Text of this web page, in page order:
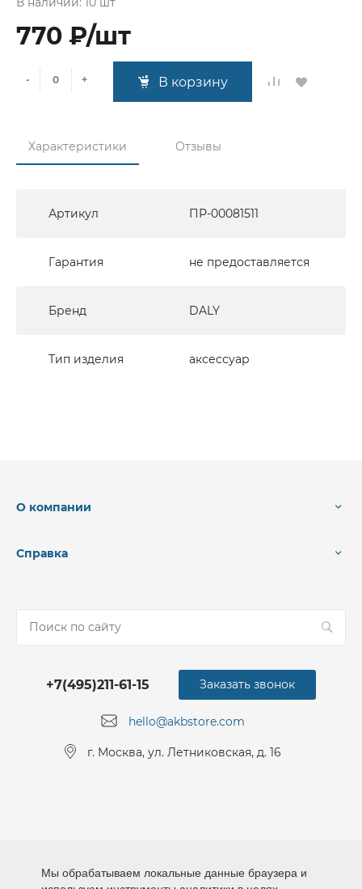
770 ₽/шт
- + В корзину
Характеристики Отзывы
Артикул ПР-00081511
Гарантия не предоставляется
Бренд DALY
Тип изделия аксессуар
О компании
Справка
+7(495)211-61-15
hello@akbstore.com
Заказать звонок
г. Москва, ул. Летниковская, д. 16
Мы обрабатываем локальные данные браузера и